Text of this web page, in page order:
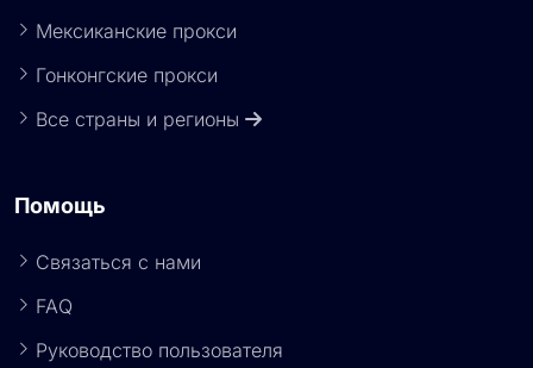
Мексиканские прокси
Гонконгские прокси
Все страны и регионы
Помощь
Связаться с нами
FAQ
Руководство пользователя